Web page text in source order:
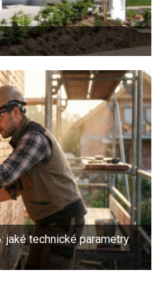
jaké technické parametry